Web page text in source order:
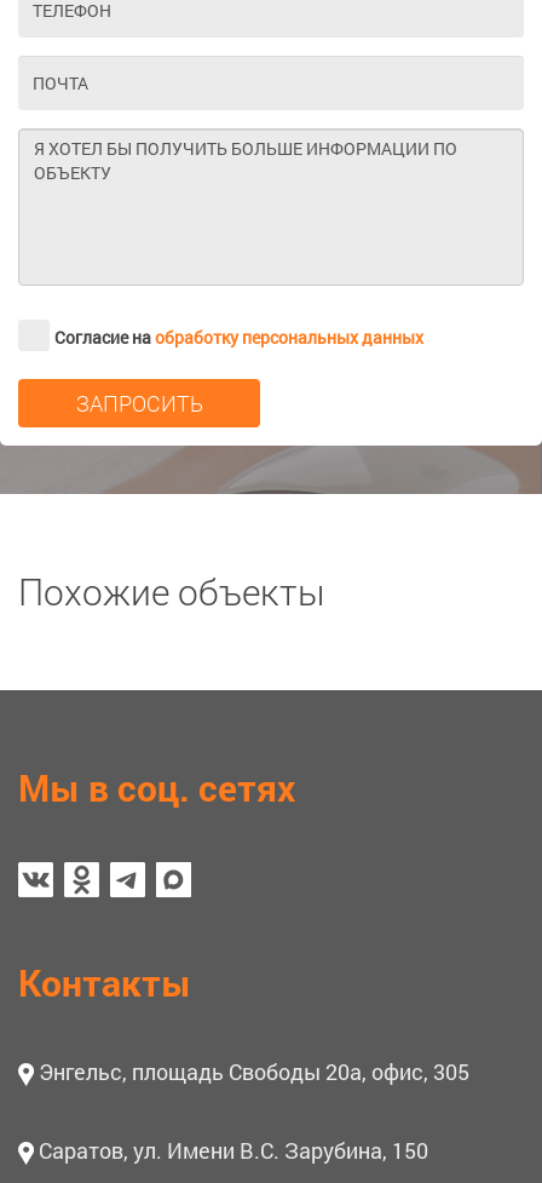
Согласие наобработку персональных данных
Похожие объекты
Мы в соц. сетях
Контакты
Энгельс, площадь Свободы 20а, офис, 305
Саратов, ул. Имени В.С. Зарубина, 150